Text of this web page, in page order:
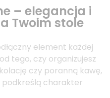
– elegancja i
Twoim stole
element każdej
tego, czy organizujesz
czy poranną kawę,
podkreślą charakter